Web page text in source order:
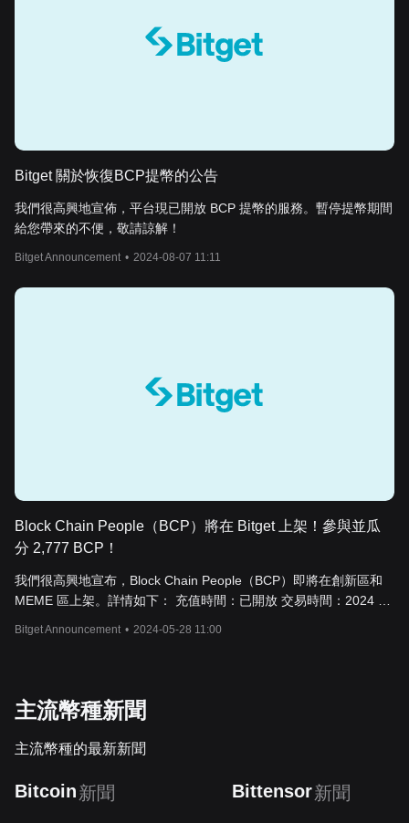
Bitget 關於恢復BCP提幣的公告
我們很高興地宣佈，平台現已開放 BCP 提幣的服務。暫停提幣期間
給您帶來的不便，敬請諒解！
Bitget Announcement • 2024-08-07 11:11
Block Chain People（BCP）將在 Bitget 上架！參與並瓜
分 2,777 BCP！
我們很高興地宣布，Block Chain People（BCP）即將在創新區和
MEME 區上架。詳情如下： 充值時間：已開放 交易時間：2024 年
量 30,000 USDT 代幣分配： 每位用戶的 USDT 池獎勵 = 用戶質押
的 USDT
Bitget Announcement • 2024-05-28 11:00
主流幣種新聞
主流幣種的最新新聞
Bitcoin新聞 Bittensor新聞